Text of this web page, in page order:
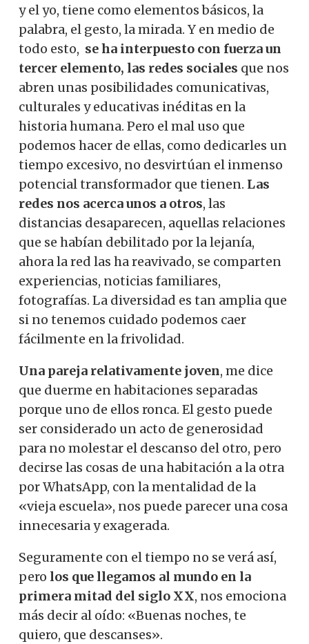
y el yo, tiene como elementos básicos, la
palabra, el gesto, la mirada. Y en medio de
todo esto, se ha interpuesto con fuerza un
tercer elemento, las redes sociales que nos
abren unas posibilidades comunicativas,
culturales y educativas inéditas en la
historia humana. Pero el mal uso que
podemos hacer de ellas, como dedicarles un
tiempo excesivo, no desvirtúan el inmenso
potencial transformador que tienen. Las
redes nos acerca unos a otros, las
distancias desaparecen, aquellas relaciones
que se habían debilitado por la lejanía,
ahora la red las ha reavivado, se comparten
experiencias, noticias familiares,
fotografías. La diversidad es tan amplia que
si no tenemos cuidado podemos caer
fácilmente en la frivolidad.
Una pareja relativamente joven, me dice
que duerme en habitaciones separadas
porque uno de ellos ronca. El gesto puede
ser considerado un acto de generosidad
para no molestar el descanso del otro, pero
decirse las cosas de una habitación a la otra
por WhatsApp, con la mentalidad de la
«vieja escuela», nos puede parecer una cosa
innecesaria y exagerada.
Seguramente con el tiempo no se verá así,
pero los que llegamos al mundo en la
primera mitad del siglo XX, nos emociona
más decir al oído: «Buenas noches, te
quiero, que descanses».